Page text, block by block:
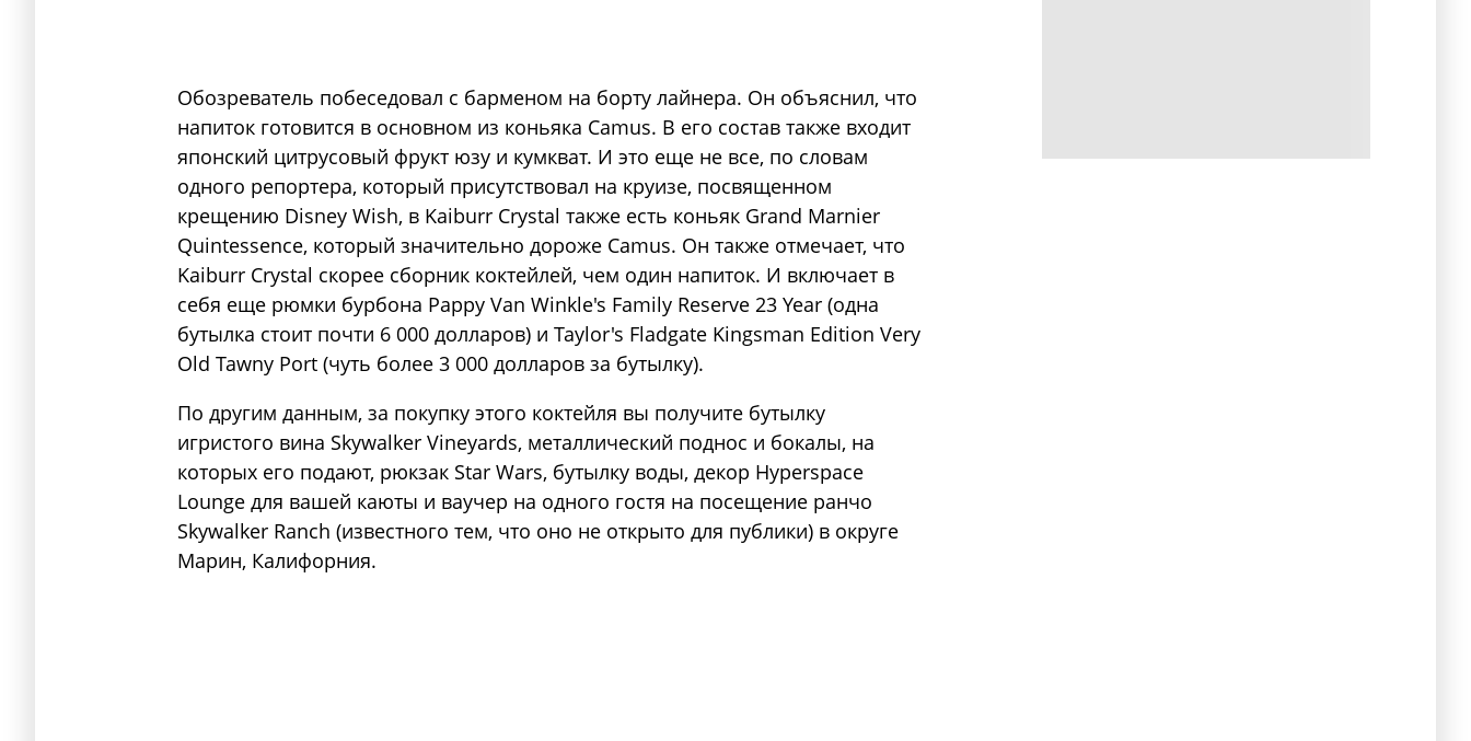
Обозреватель побеседовал с барменом на борту лайнера. Он объяснил, что
напиток готовится в основном из коньяка Camus. В его состав также входит
японский цитрусовый фрукт юзу и кумкват. И это еще не все, по словам
одного репортера, который присутствовал на круизе, посвященном
крещению Disney Wish, в Kaiburr Crystal также есть коньяк Grand Marnier
Quintessence, который значительно дороже Camus. Он также отмечает, что
Kaiburr Crystal скорее сборник коктейлей, чем один напиток. И включает в
себя еще рюмки бурбона Pappy Van Winkle's Family Reserve 23 Year (одна
бутылка стоит почти 6 000 долларов) и Taylor's Fladgate Kingsman Edition Very
Old Tawny Port (чуть более 3 000 долларов за бутылку).
По другим данным, за покупку этого коктейля вы получите бутылку
игристого вина Skywalker Vineyards, металлический поднос и бокалы, на
которых его подают, рюкзак Star Wars, бутылку воды, декор Hyperspace
Lounge для вашей каюты и ваучер на одного гостя на посещение ранчо
Skywalker Ranch (известного тем, что оно не открыто для публики) в округе
Марин, Калифорния.